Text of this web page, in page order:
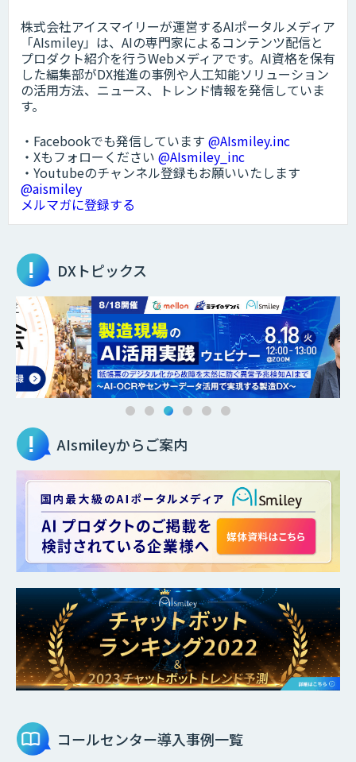
株式会社アイスマイリーが運営するAIポータルメディア
「AIsmiley」は、AIの専門家によるコンテンツ配信と
プロダクト紹介を行うWebメディアです。AI資格を保有
した編集部がDX推進の事例や人工知能ソリューション
の活用方法、ニュース、トレンド情報を発信していま
す。
・Facebookでも発信しています @AIsmiley.inc
・Xもフォローください @AIsmiley_inc
・Youtubeのチャンネル登録もお願いいたします
@aismiley
メルマガに登録する
DXトピックス
AIsmileyからご案内
コールセンター導入事例一覧